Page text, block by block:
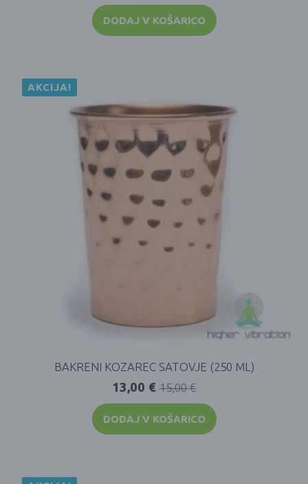
DODAJ V KOŠARICO
AKCIJA!
BAKRENI KOZAREC SATOVJE (250 ML)
15,00€
13,00 €
DODAJ V KOŠARICO